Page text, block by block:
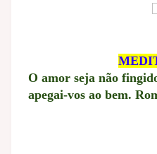
O amor seja não
apegai-vos ao bem.